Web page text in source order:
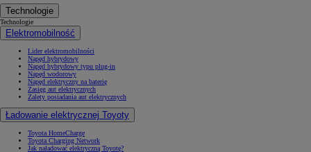
Technologie
Technologie
Elektromobilność
Lider elektromobilności
Napęd hybrydowy
Napęd hybrydowy typu plug-in
Napęd wodorowy
Napęd elektryczny na baterię
Zasięg aut elektrycznych
Zalety posiadania aut elektrycznych
Ładowanie elektrycznej Toyoty
Toyota HomeCharge
Toyota Charging Network
Jak naładować elektryczną Toyotę?